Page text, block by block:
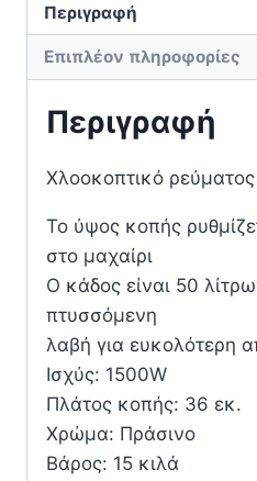
Περιγραφή
Επιπλέον πληροφορίες
Περιγραφή
Χλοοκοπτικό
Το ύψος κοπής
στο μαχαίρι
Ο κάδος είναι 50
πτυσσόμενη
λαβή για ευκολότερη
Ισχύς: 1500W
Πλάτος κοπής: 36 εκ.
Χρώμα: Πράσινο
Βάρος: 15 κιλά